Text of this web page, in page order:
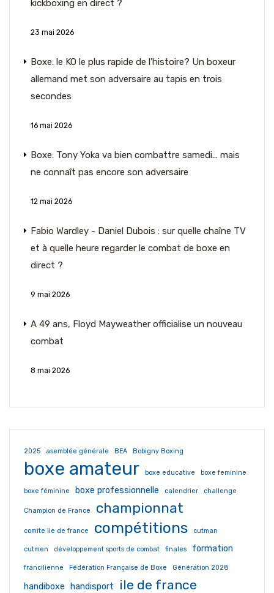
kickboxing en direct ?
23 mai 2026
Boxe: le KO le plus rapide de l’histoire? Un boxeur
allemand met son adversaire au tapis en trois
secondes
16 mai 2026
Boxe: Tony Yoka va bien combattre samedi... mais
ne connaît pas encore son adversaire
12 mai 2026
Fabio Wardley - Daniel Dubois : sur quelle chaîne TV
et à quelle heure regarder le combat de boxe en
direct ?
9 mai 2026
A 49 ans, Floyd Mayweather officialise un nouveau
combat
8 mai 2026
2025 asemblée générale BEA Bobigny Boxing
boxe amateur boxe educative boxe feminine
boxe féminine boxe professionnelle calendrier challenge
Champion de France championnat
comite ile de france compétitions cutman
cutmen développement sports de combat finales formation
francilienne Fédération Française de Boxe Génération 2028
handiboxe handisport ile de france